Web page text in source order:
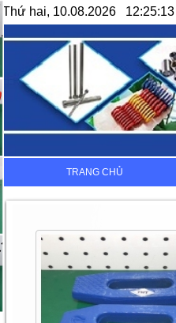
Thứ hai, 10.08.2026 12:25:13
TRANG CHỦ